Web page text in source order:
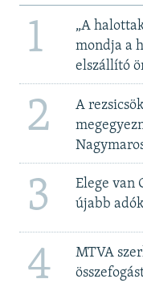
1
„A
mondja a
elszállító
2
A
3
Elege van
újabb
4
MTVA